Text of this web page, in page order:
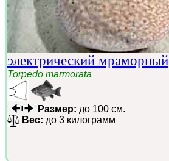
электрический мраморный
Torpedo marmorata
Размер: до 100 см.
Вес: до 3 килограмм